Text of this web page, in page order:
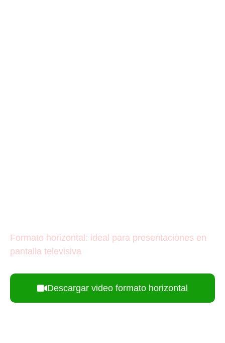
Formato horizontal: ideal para presentaciones en
pantalla televisiva
Descargar video formato horizontal